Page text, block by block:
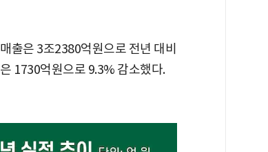
출은 3조2380억원으로 전년 대비
1730억원으로 9.3% 감소했다.